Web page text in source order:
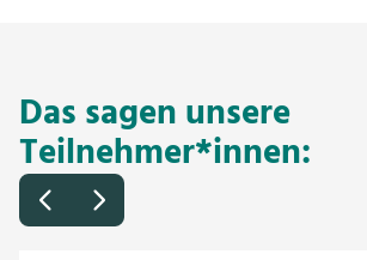
Das sagen unsere
Teilnehmer*innen: